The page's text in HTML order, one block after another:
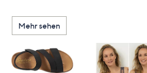
Mehr sehen